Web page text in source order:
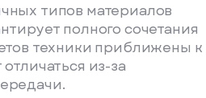
типов материалов
полного сочетания
техники приближены к
из-за